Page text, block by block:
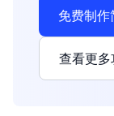
免费制作
查看更多